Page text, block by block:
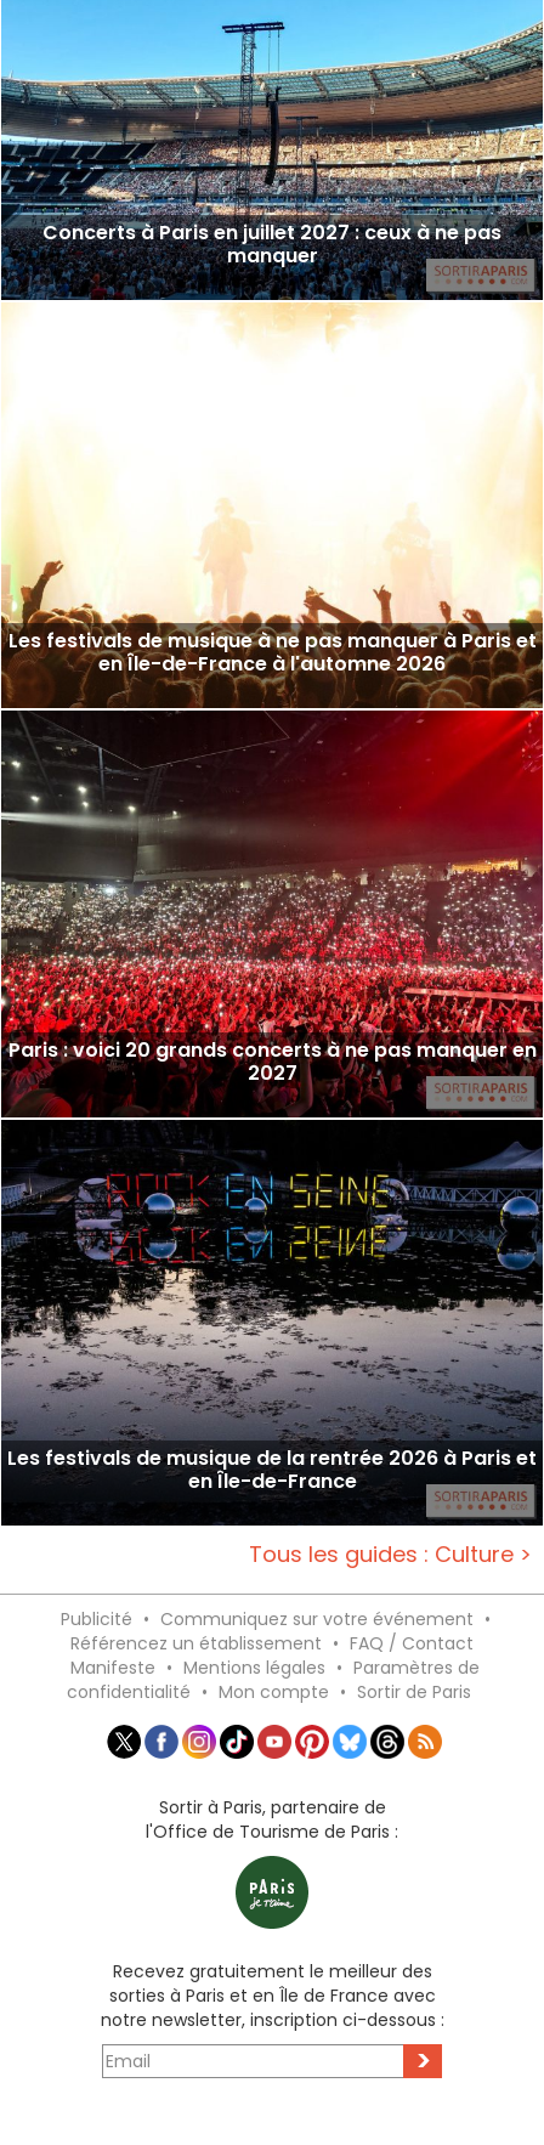
Concerts à Paris en juillet 2027 : ceux à ne pas
manquer
Les festivals de musique à ne pas manquer à Paris et
en Île-de-France à l'automne 2026
Paris : voici 20 grands concerts à ne pas manquer en
2027
Les festivals de musique de la rentrée 2026 à Paris et
en Île-de-France
Tous les guides : Culture >
Publicité • Communiquez sur votre événement •
Référencez un établissement • FAQ / Contact
Manifeste • Mentions légales • Paramètres de
confidentialité • Mon compte • Sortir de Paris
Sortir à Paris, partenaire de
l'Office de Tourisme de Paris :
Recevez gratuitement le meilleur des
sorties à Paris et en Île de France avec
notre newsletter, inscription ci-dessous :
>